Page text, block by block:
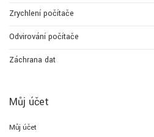
Zrychlení počítače
Odvirování počítače
Záchrana dat
Můj účet
Můj účet